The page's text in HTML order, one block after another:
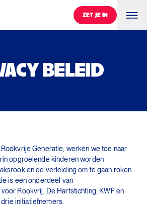
ZET JE IN
ZET JE IN
Privacy beleid
BELEID
Generatie, werken we toe naar
opgroeiende kinderen worden
en de verleiding om te gaan roken.
is een onderdeel van
Rookvrij. De Hartstichting, KWF en
initiatiefnemers.